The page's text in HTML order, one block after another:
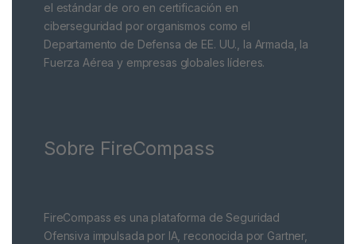
el estándar de oro en certificación en
ciberseguridad por organismos como el
Departamento de Defensa de EE. UU., la Armada, la
Fuerza Aérea y empresas globales líderes.
Sobre FireCompass
FireCompass es una plataforma de Seguridad
Ofensiva impulsada por IA, reconocida por Gartner,